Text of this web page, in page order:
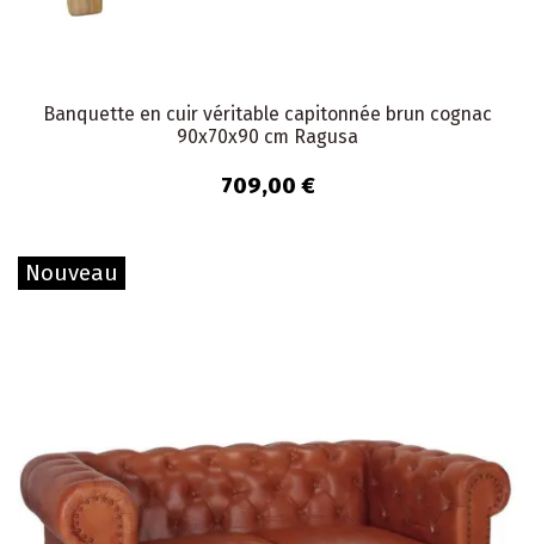
Banquette en cuir véritable capitonnée brun cognac
90x70x90 cm Ragusa
709,00 €
Nouveau